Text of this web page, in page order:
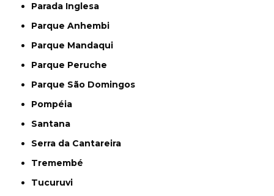
Parada Inglesa
Parque Anhembi
Parque Mandaqui
Parque Peruche
Parque São Domingos
Pompéia
Santana
Serra da Cantareira
Tremembé
Tucuruvi